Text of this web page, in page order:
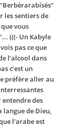
les sentiers de
vous
(((- Un Kabyle
pas ce que
l’alcool dans
c’est un
préfère aller au
entendre des
langue de Dieu,
l’arabe est